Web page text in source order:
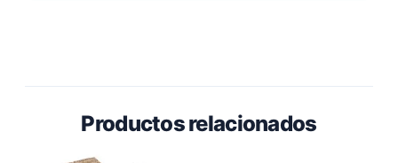
Productos relacionados